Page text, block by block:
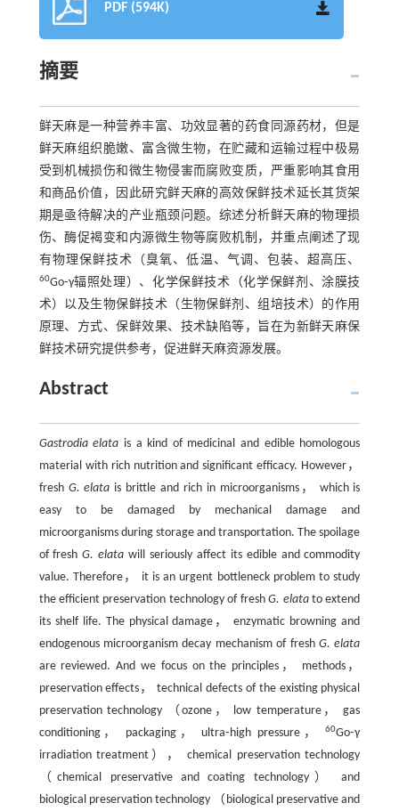
PDF (594K)
摘要
鲜天麻是一种营养丰富、功效显著的药食同源药材，但是
鲜天麻组织脆嫩、富含微生物，在贮藏和运输过程中极易
受到机械损伤和微生物侵害而腐败变质，严重影响其食用
和商品价值，因此研究鲜天麻的高效保鲜技术延长其货架
期是亟待解决的产业瓶颈问题。综述分析鲜天麻的物理损
伤、酶促褐变和内源微生物等腐败机制，并重点阐述了现
有物理保鲜技术（臭氧、低温、气调、包装、超高压、
60Go⁃γ辐照处理）、化学保鲜技术（化学保鲜剂、涂膜技
术）以及生物保鲜技术（生物保鲜剂、组培技术）的作用
原理、方式、保鲜效果、技术缺陷等，旨在为新鲜天麻保
鲜技术研究提供参考，促进鲜天麻资源发展。
Abstract
Gastrodia elata is a kind of medicinal and edible homologous
material with rich nutrition and significant efficacy. However，
fresh G. elata is brittle and rich in microorganisms， which is
easy to be damaged by mechanical damage and
microorganisms during storage and transportation. The spoilage
of freshG. elata will seriously affect its edible and commodity
value. Therefore， it is an urgent bottleneck problem to study
the efficient preservation technology of freshG. elatato extend
its shelf life. The physical damage， enzymatic browning and
endogenous microorganism decay mechanism of fresh G. elata
are reviewed. And we focus on the principles， methods，
preservation effects， technical defects of the existing physical
preservation technology （ozone， low temperature， gas
conditioning， packaging， ultra⁃high pressure，60Go⁃γ
irradiation treatment）， chemical preservation technology
（chemical preservative and coating technology） and
biological preservation technology （biological preservative and